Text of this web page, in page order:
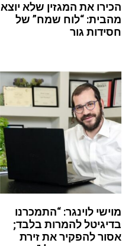
הכירו את המגזין שלא יוצא
מהבית: “לוח שמח” של
חסידות גור
מוישי לוינגר: “התמכרנו
בדיגיטל להמרות בלבד;
אסור להפקיר את זירת